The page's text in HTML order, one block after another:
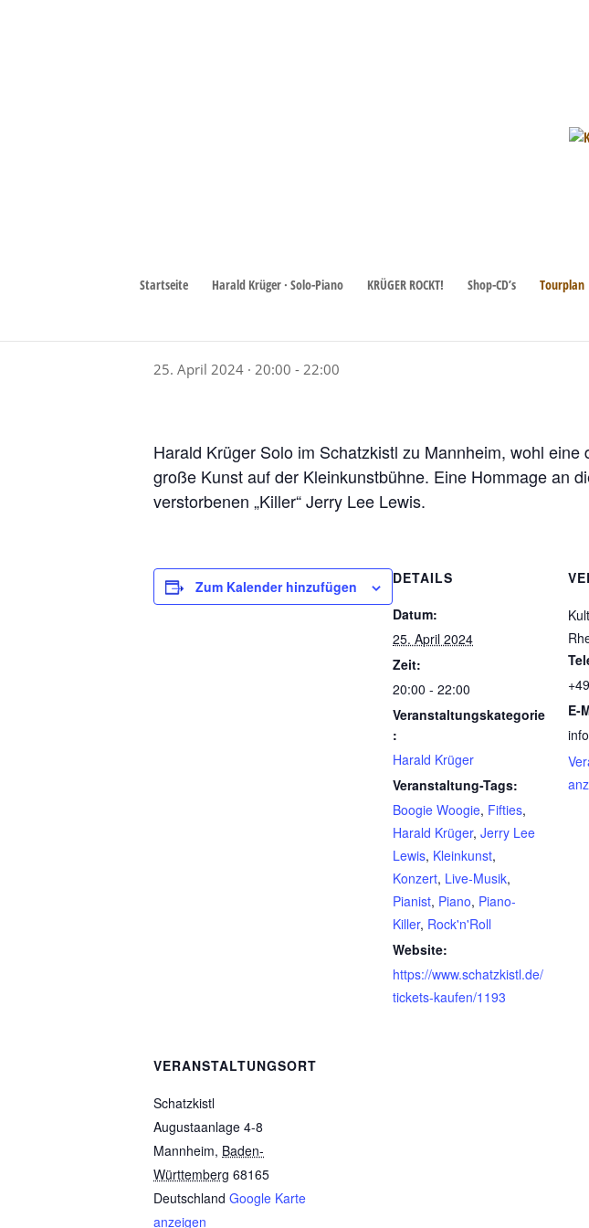
Startseite Harald Krüger · Solo-Piano KRÜGER ROCKT! Shop-CD’s Tourplan
Harald Krüger –
25. April 2024 · 20:00 - 22:00
Harald Krüger Solo im Schatzkistl zu Mannheim, wohl
große Kunst auf der Kleinkunstbühne. Eine Hommage an
verstorbenen „Killer“ Jerry Lee Lewis.
Zum Kalender hinzufügen
DETAILS
Datum:
25. April 2024
Zeit:
20:00 - 22:00
Veranstaltungskategorie
:
Harald Krüger
Veranstaltung-Tags:
Boogie Woogie, Fifties,
Harald Krüger, Jerry Lee
Lewis, Kleinkunst,
Konzert, Live-Musik,
Pianist, Piano, Piano-
Killer, Rock'n'Roll
Website:
https://www.schatzkistl.de/
tickets-kaufen/1193
E-
VERANSTALTUNGSORT
Schatzkistl
Augustaanlage 4-8
Mannheim, Baden-
Württemberg 68165
Deutschland Google Karte
anzeigen